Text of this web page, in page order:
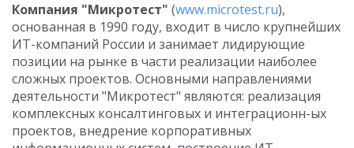
Компания "Микротест" (www.microtest.ru),
основанная в 1990 году, входит в число крупнейших
ИТ-компаний России и занимает лидирующие
позиции на рынке в части реализации наиболее
сложных проектов. Основными направлениями
деятельности "Микротест" являются: реализация
комплексных консалтинговых и интеграционн-ых
проектов, внедрение корпоративных